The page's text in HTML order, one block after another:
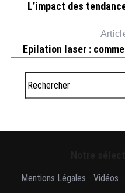
L’impact des
Epilation laser :
e
e
h
Mentions Légales Vidéos